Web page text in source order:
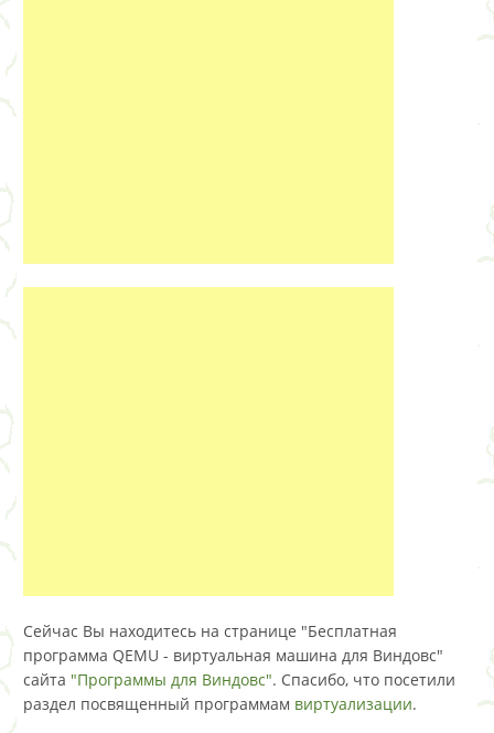
Сейчас Вы находитесь на странице "Бесплатная
программа QEMU - виртуальная машина для Виндовс"
сайта "Программы для Виндовс". Спасибо, что посетили
раздел посвященный программам виртуализации.